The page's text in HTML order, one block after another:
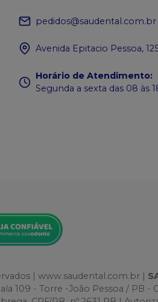
pedidos@saudental.com.br
Avenida Epitacio Pessoa,
Horário de Atendimento:
Segunda a sexta das 08 às
| www.saudental.com.br |
109 - Torre -João Pessoa /